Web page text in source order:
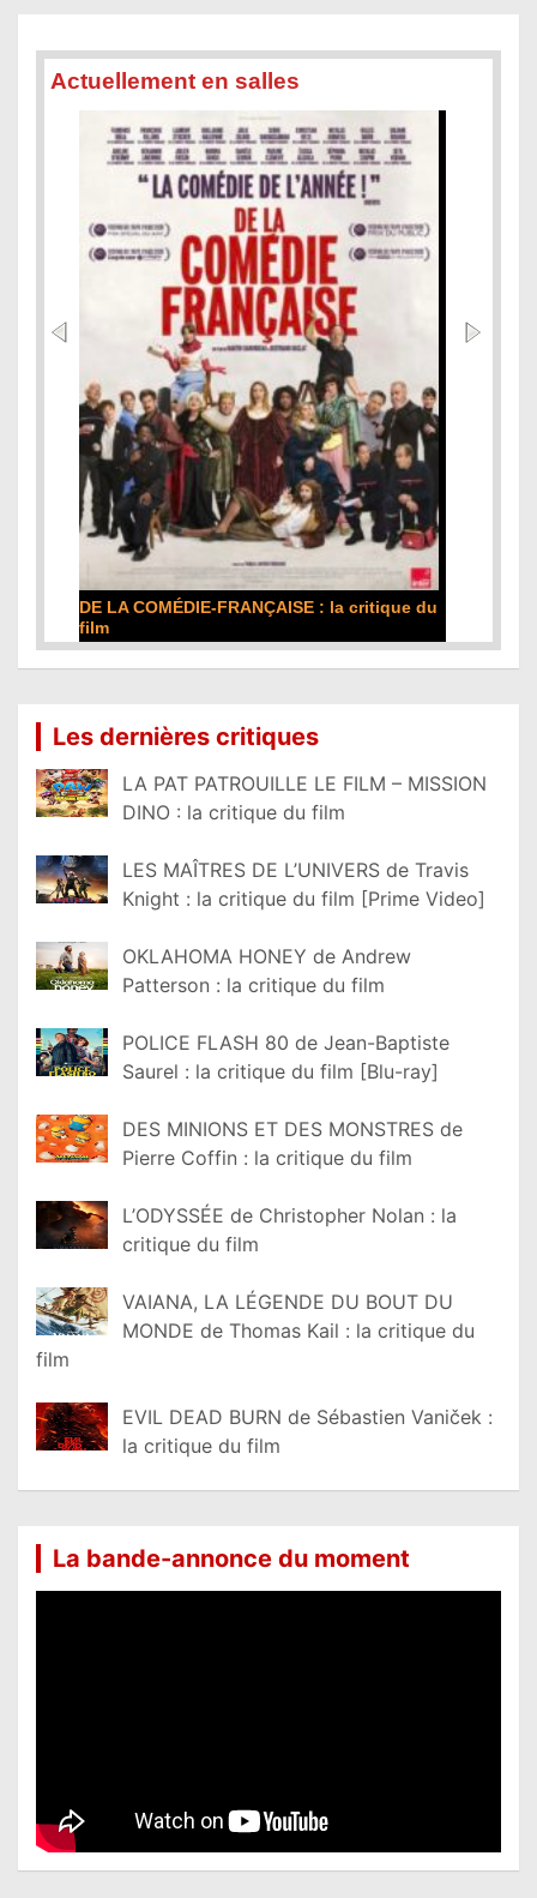
Actuellement en salles
DE LA COMÉDIE-FRANÇAISE : la critique du
film
Les dernières critiques
LA PAT PATROUILLE LE FILM – MISSION
DINO : la critique du film
LES MAÎTRES DE L’UNIVERS de Travis
Knight : la critique du film [Prime Video]
OKLAHOMA HONEY de Andrew
Patterson : la critique du film
POLICE FLASH 80 de Jean-Baptiste
Saurel : la critique du film [Blu-ray]
DES MINIONS ET DES MONSTRES de
Pierre Coffin : la critique du film
L’ODYSSÉE de Christopher Nolan : la
critique du film
VAIANA, LA LÉGENDE DU BOUT DU
MONDE de Thomas Kail : la critique du
film
EVIL DEAD BURN de Sébastien Vaniček :
la critique du film
La bande-annonce du moment